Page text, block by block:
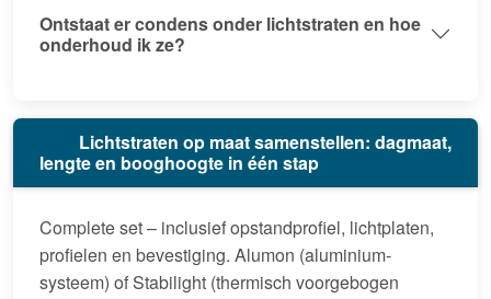
Ontstaat er condens onder lichtstraten en hoe
onderhoud ik ze?
Lichtstraten op maat samenstellen: dagmaat,
lengte en booghoogte in één stap
Complete set – inclusief opstandprofiel, lichtplaten,
profielen en bevestiging. Alumon (aluminium-
systeem) of Stabilight (thermisch voorgebogen